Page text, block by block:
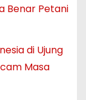
Benar Petani
di Ujung
Masa